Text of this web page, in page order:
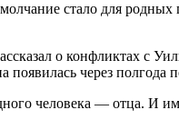
стало для родных
о конфликтах с
через полгода
человека — отца. И